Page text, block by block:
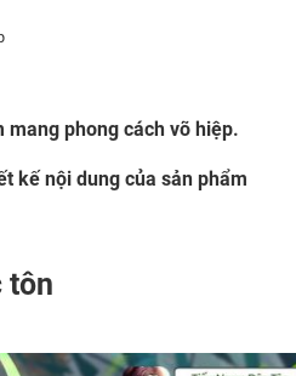
mang phong cách võ hiệp.
kế nội dung của sản phẩm
tôn